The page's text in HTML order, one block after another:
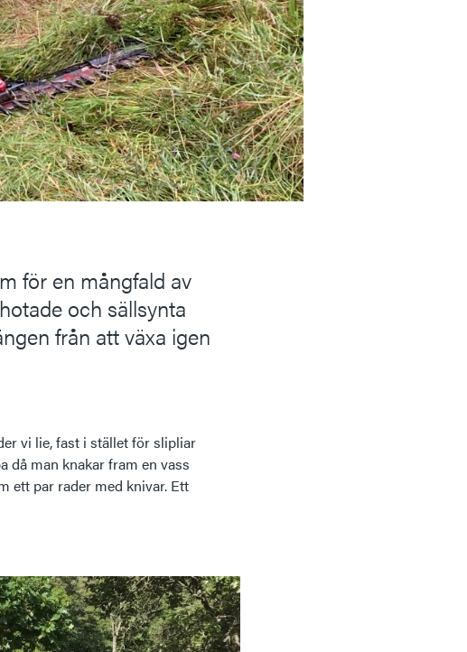
för en mångfald av
och sällsynta
från att växa igen
vi lie, fast i stället för slipliar
då man knakar fram en vass
ett par rader med knivar. Ett